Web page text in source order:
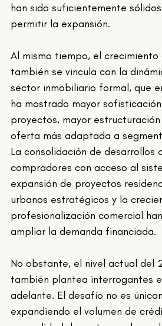
han sido suficientemente
permitir la expansión.
Al mismo tiempo, el
también se vincula con la
sector inmobiliario formal, que
ha mostrado mayor
proyectos, mayor
oferta más adaptada a
La consolidación de desarrollos
compradores con acceso al
expansión de proyectos
urbanos estratégicos y la
profesionalización comercial
ampliar la demanda financiada.
No obstante, el nivel actual del
también plantea interrogantes
adelante. El desafío no es
expandiendo el volumen de